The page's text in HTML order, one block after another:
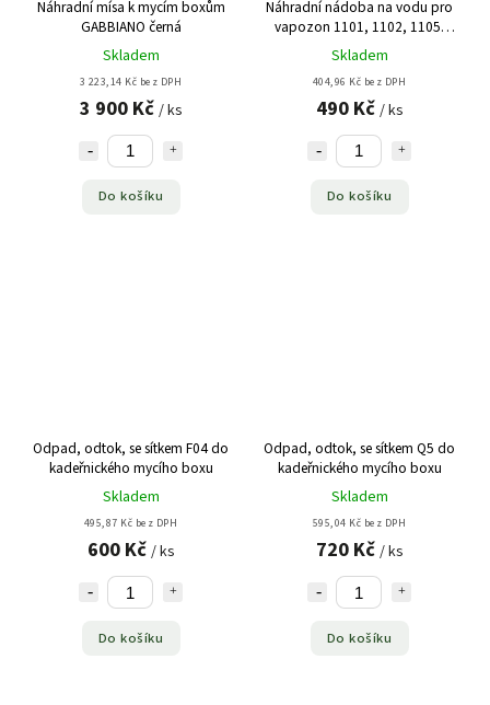
Náhradní mísa k mycím boxům
GABBIANO černá
Skladem
3 223,14 Kč bez DPH
3 900 Kč / ks
Do košíku
Náhradní nádoba na vodu pro
vapozon 1101, 1102, 1105,
1106, 1107
Skladem
404,96 Kč bez DPH
490 Kč / ks
Do košíku
Odpad, odtok, se sítkem F04 do
kadeřnického mycího boxu
Skladem
495,87 Kč bez DPH
600 Kč / ks
Do košíku
Odpad, odtok, se sítkem Q5 do
kadeřnického mycího boxu
Skladem
595,04 Kč bez DPH
720 Kč / ks
Do košíku